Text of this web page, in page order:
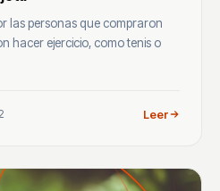
las personas que compraron
hacer ejercicio, como tenis o
Leer